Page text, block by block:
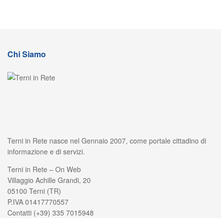
Chi Siamo
Terni in Rete nasce nel Gennaio 2007, come portale cittadino di
informazione e di servizi.
Terni in Rete – On Web
Villaggio Achille Grandi, 20
05100 Terni (TR)
P.IVA 01417770557
Contatti (+39) 335 7015948